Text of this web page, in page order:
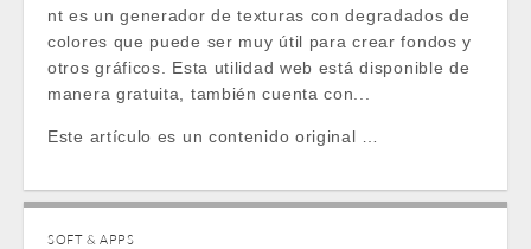
nt es un generador de texturas con degradados de
colores que puede ser muy útil para crear fondos y
otros gráficos. Esta utilidad web está disponible de
manera gratuita, también cuenta con...
Este artículo es un contenido original …
SOFT & APPS